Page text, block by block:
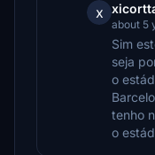
x
about 5
Sim
seja
o
tenho
o